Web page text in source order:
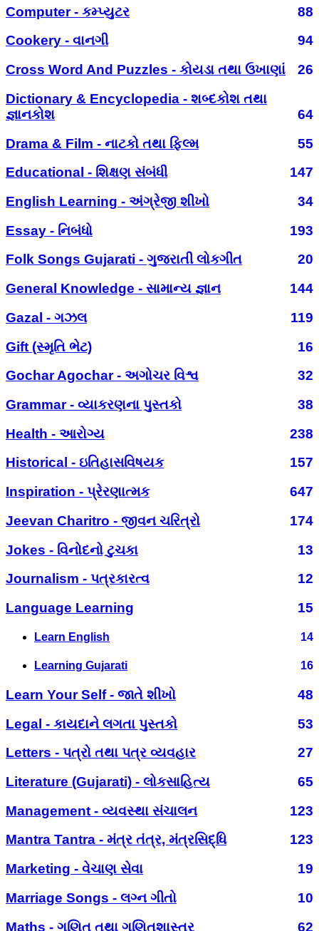
Computer - કમ્પ્યુટર
88
Cookery - વાનગી
94
Cross Word And Puzzles - કોયડા તથા ઉખાણાં
26
Dictionary & Encyclopedia - શબ્દકોશ તથા
જ્ઞાનકોશ
64
Drama & Film - નાટકો તથા ફિલ્મ
55
Educational - શિક્ષણ સંબંધી
147
English Learning - અંગ્રેજી શીખો
34
Essay - નિબંધો
193
Folk Songs Gujarati - ગુજરાતી લોકગીત
20
General Knowledge - સામાન્ય જ્ઞાન
144
Gazal - ગઝલ
119
Gift (સ્મૃતિ ભેટ)
16
Gochar Agochar - અગોચર વિશ્વ
32
Grammar - વ્યાકરણના પુસ્તકો
38
Health - આરોગ્ય
238
Historical - ઇતિહાસવિષયક
157
Inspiration - પ્રેરણાત્મક
647
Jeevan Charitro - જીવન ચરિત્રો
174
Jokes - વિનોદનો ટુચકા
13
Journalism - પત્રકારત્વ
12
Language Learning
15
Learn English 14
Learning Gujarati 16
Learn Your Self - જાતે શીખો
48
Legal - કાયદાને લગતા પુસ્તકો
53
Letters - પત્રો તથા પત્ર વ્યવહાર
27
Literature (Gujarati) - લોકસાહિત્ય
65
Management - વ્યવસ્થા સંચાલન
123
Mantra Tantra - મંત્ર તંત્ર, મંત્રસિદ્ધિ
123
Marketing - વેચાણ સેવા
19
Marriage Songs - લગ્ન ગીતો
10
Maths - ગણિત તથા ગણિતશાસ્ત્ર
62